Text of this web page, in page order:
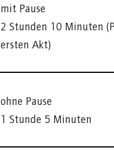
mit Pause
2 Stunden 10 Minuten
ersten Akt)
ohne Pause
1 Stunde 5 Minuten